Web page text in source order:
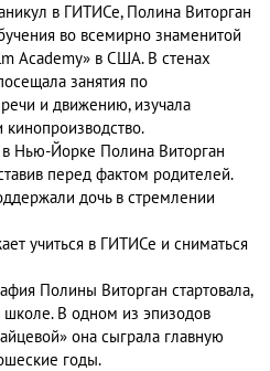
в ГИТИСе, Полина Виторган
во всемирно знаменитой
Acаdemy» в США. В стенах
занятия по
и движению, изучала
кинопроизводство.
Нью-Йорке Полина Виторган
перед фактом родителей.
дочь в стремлении
учиться в ГИТИСе и сниматься
Полины Виторган стартовала,
школе. В одном из эпизодов
она сыграла главную
годы.